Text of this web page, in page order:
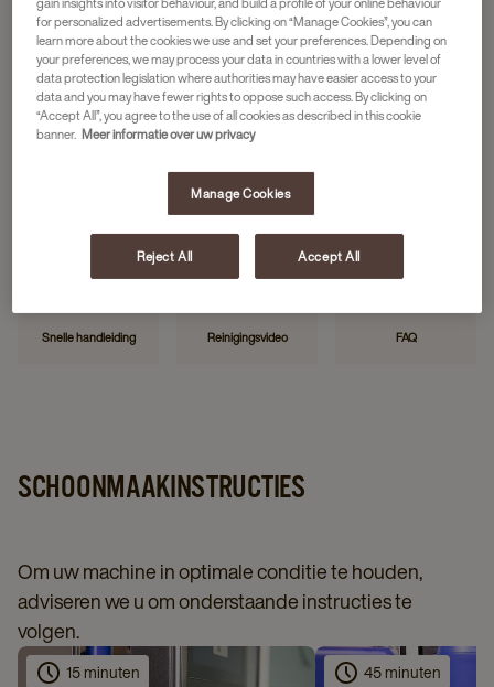
HANDIGE LINKS
Storing melden
Snelle handleiding Reinigingsvideo FAQ
SCHOONMAAKINSTRUCTIES
Om uw machine in optimale conditie te houden,
adviseren we u om onderstaande instructies te
volgen.
15 minuten 45 minuten
for personalized advertisements. By clicking on “Manage Cookies”, you can
learn more about the cookies we use and set your preferences. Depending on
your preferences, we may process your data in countries with a lower level of
data protection legislation where authorities may have easier access to your
data and you may have fewer rights to oppose such access. By clicking on
“Accept All”, you agree to the use of all cookies as described in this cookie
banner. Meer informatie over uw privacy
Manage Cookies
Reject All Accept All